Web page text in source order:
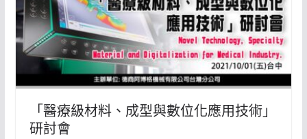
「醫療級材料、成型與數位化應用技術」
研討會